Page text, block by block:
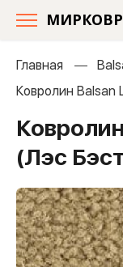
Главная
Ковролин Balsan
(Лэс